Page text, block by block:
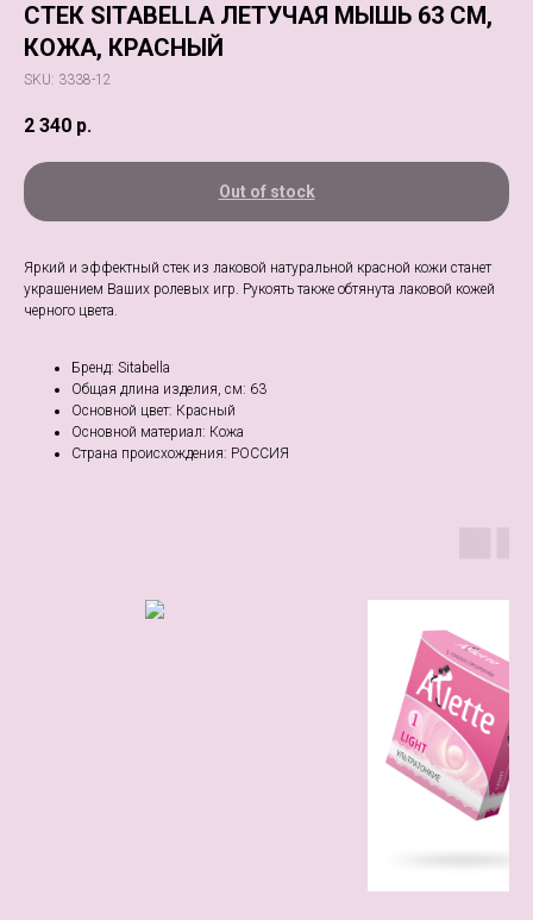
СТЕК SITABELLA ЛЕТУЧАЯ МЫШЬ 63 СМ,
КОЖА, КРАСНЫЙ
SKU: 3338-12
2 340 р.
Out of stock
Яркий и эффектный стек из лаковой натуральной красной кожи станет
украшением Ваших ролевых игр. Рукоять также обтянута лаковой кожей
черного цвета.
Бренд: Sitabella
Общая длина изделия, см: 63
Основной цвет: Красный
Основной материал: Кожа
Страна происхождения: РОССИЯ